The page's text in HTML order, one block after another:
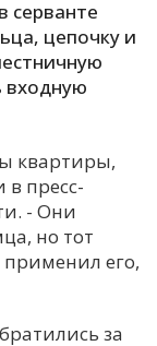
С
серванте
цепочку и
входную
квартиры,
пресс-
- Они
но тот
его,
за